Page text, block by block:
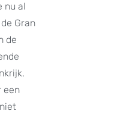
nu al
Gran
de
een